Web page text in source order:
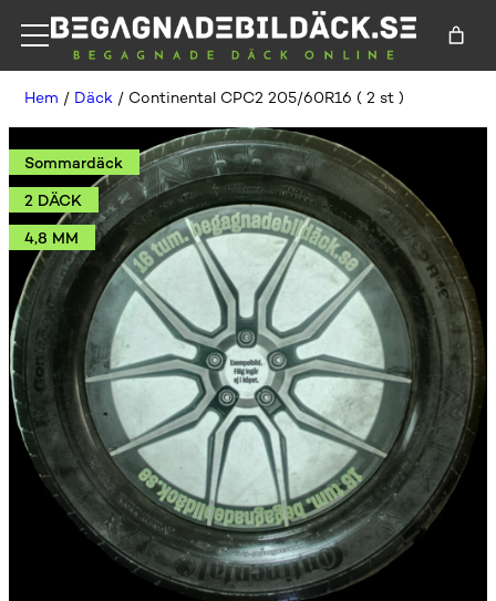
Hem / Däck / Continental CPC2 205/60R16 ( 2 st )
Sommardäck
2 DÄCK
4,8 MM